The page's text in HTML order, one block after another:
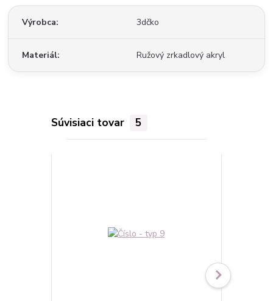
Výrobca 3dčko
Materiál Ružový zrkadlový akryl
Súvisiaci tovar 5